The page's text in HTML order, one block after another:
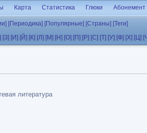
Карта Статистика Глюки Абонемент
[Периодика] [Популярные] [Страны] [Теги]
[З] [И] [Й] [К] [Л] [М] [Н] [О] [П] [Р] [С] [Т] [У] [Ф] [Х] [Ц]
литература